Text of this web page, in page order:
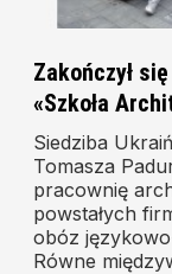
Zakończył
«Szkoła
Siedziba
Tomasza
pracownię
powstałych
obóz
Równe